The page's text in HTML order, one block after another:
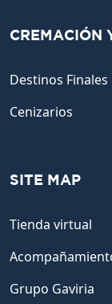
CREMACIÓN
Destinos Finales
Cenizarios
SITE MAP
Tienda virtual
Grupo Gaviria